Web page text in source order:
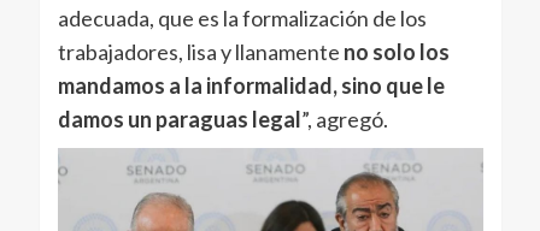
adecuada, que es la formalización de los
trabajadores, lisa y llanamente no solo los
mandamos a la informalidad, sino que le
damos un paraguas legal”, agregó.